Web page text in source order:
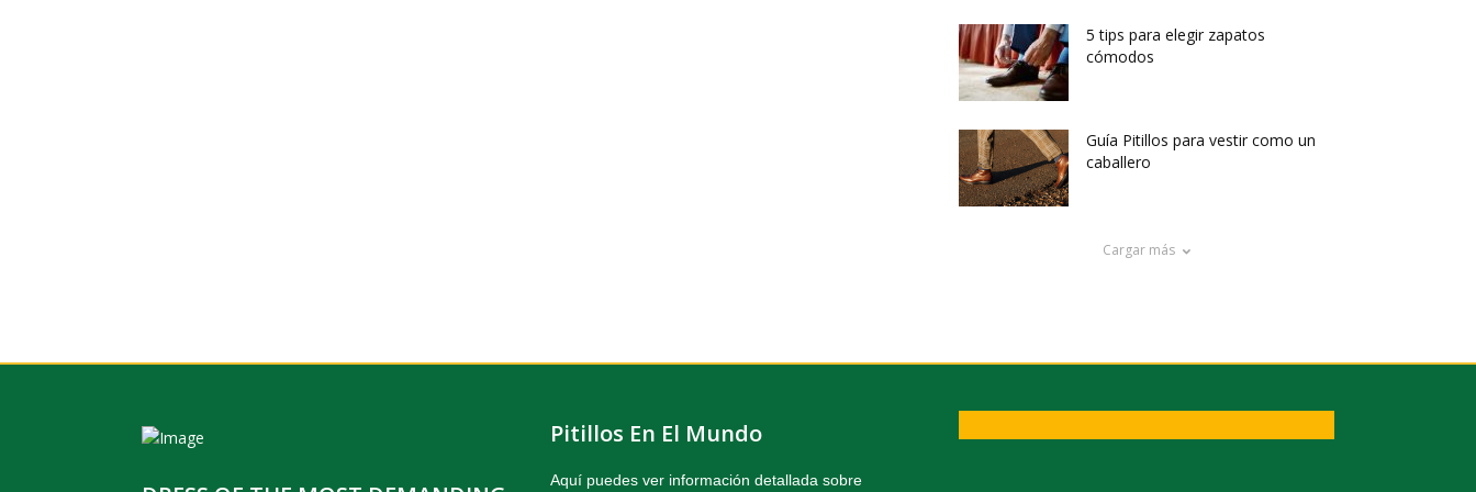
5 tips para elegir zapatos
cómodos
Guía Pitillos para vestir como un
caballero
Cargar más
Pitillos En El Mundo
Aquí puedes ver información detallada sobre